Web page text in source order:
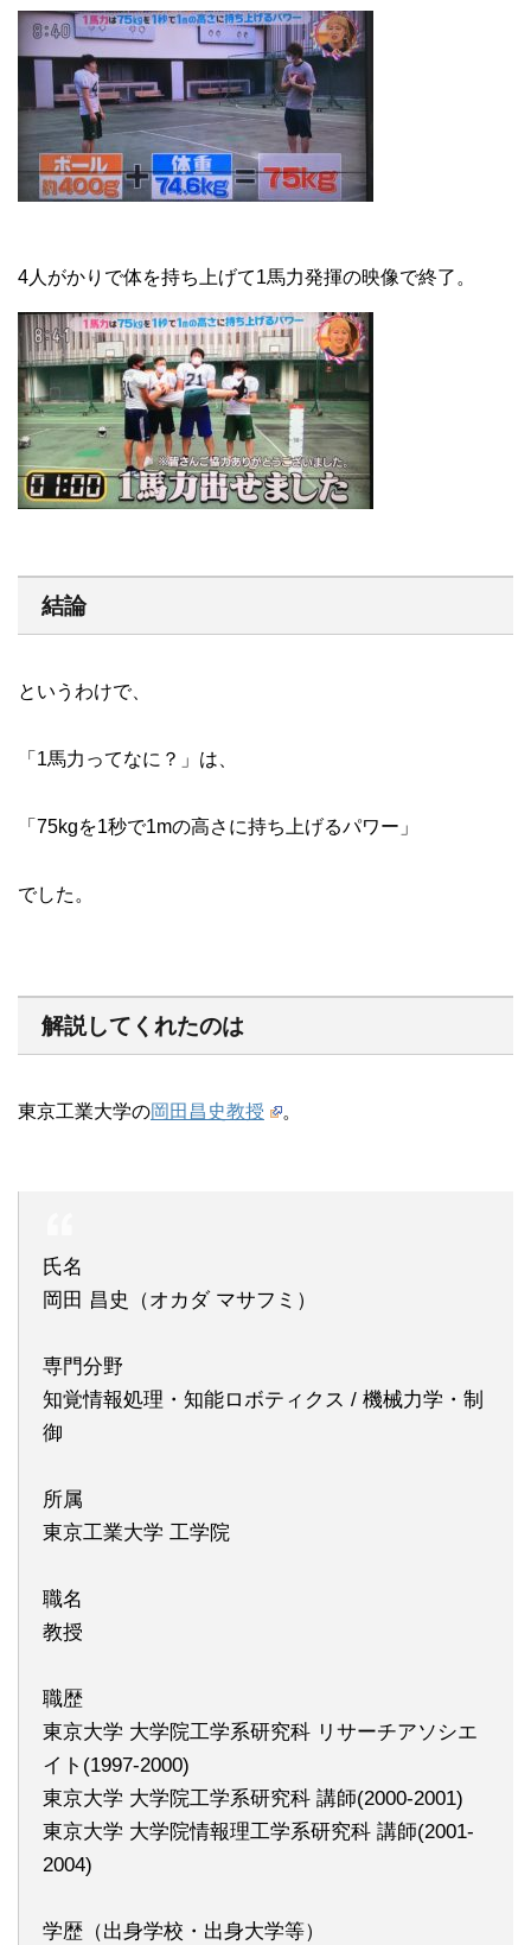
4人がかりで体を持ち上げて1馬力発揮の映像で終了。
結論
というわけで、
「1馬力ってなに？」は、
「75kgを1秒で1mの高さに持ち上げるパワー」
でした。
解説してくれたのは
東京工業大学の岡田昌史教授 。
氏名
岡田 昌史（オカダ マサフミ）
専門分野
知覚情報処理・知能ロボティクス / 機械力学・制
御
所属
東京工業大学 工学院
職名
教授
職歴
東京大学 大学院工学系研究科 リサーチアソシエ
イト(1997-2000)
東京大学 大学院工学系研究科 講師(2000-2001)
東京大学 大学院情報理工学系研究科 講師(2001-
2004)
学歴（出身学校・出身大学等）